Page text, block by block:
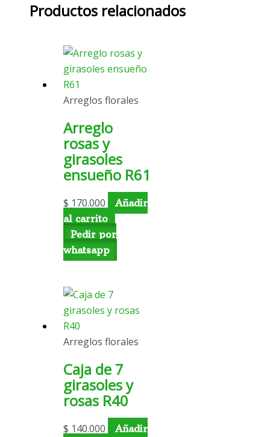
Productos relacionados
Arreglos florales
Arreglo
rosas y
girasoles
ensueño R61
$ 170.000
Añadir
al carrito
Pedir por
whatsapp
Arreglos florales
Caja de 7
girasoles y
rosas R40
$ 140.000
Añadir